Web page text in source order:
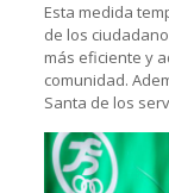
Esta medida
de los
más eficiente y
comunidad.
Santa de los